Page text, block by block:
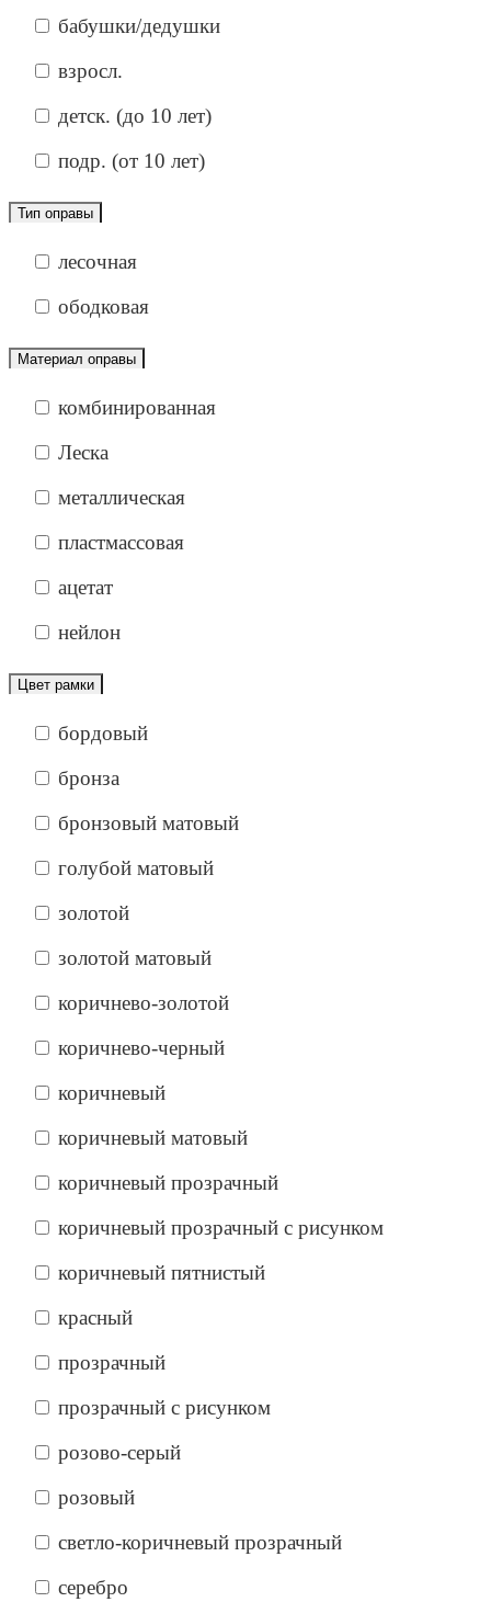
бабушки/дедушки
взросл.
детск. (до 10 лет)
подр. (от 10 лет)
Тип оправы
лесочная
ободковая
Материал оправы
комбинированная
Леска
металлическая
пластмассовая
ацетат
нейлон
Цвет рамки
бордовый
бронза
бронзовый матовый
голубой матовый
золотой
золотой матовый
коричнево-золотой
коричнево-черный
коричневый
коричневый матовый
коричневый прозрачный
коричневый прозрачный с рисунком
коричневый пятнистый
красный
прозрачный
прозрачный с рисунком
розово-серый
розовый
светло-коричневый прозрачный
серебро